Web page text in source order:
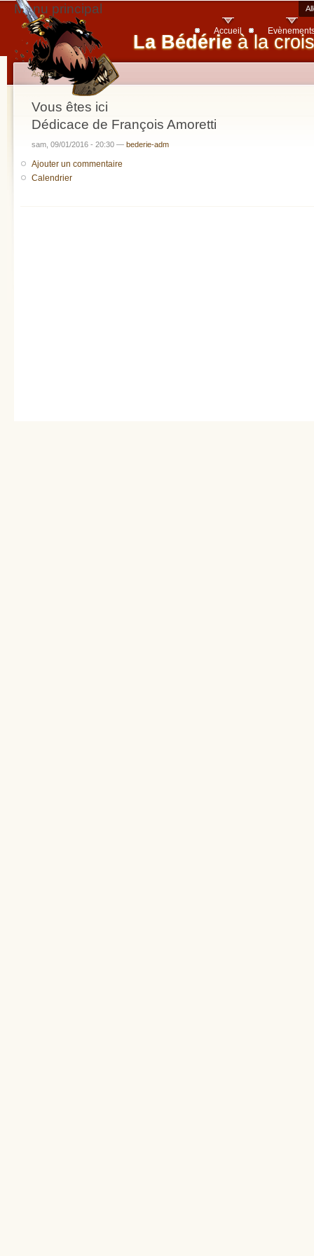
La Bédérie à la
Menu principal
Accueil
Vous êtes ici
Accueil
Dédicace de François Amoretti
sam, 09/01/2016 - 20:30 — bederie-adm
Ajouter un commentaire
Calendrier